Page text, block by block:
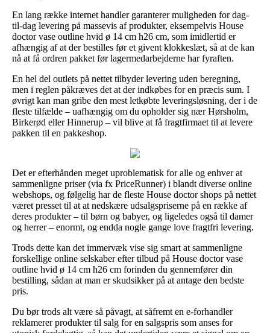
En lang række internet handler garanterer muligheden for dag-
til-dag levering på massevis af produkter, eksempelvis House
doctor vase outline hvid ø 14 cm h26 cm, som imidlertid er
afhængig af at der bestilles før et givent klokkeslæt, så at de kan
nå at få ordren pakket før lagermedarbejderne har fyraften.
En hel del outlets på nettet tilbyder levering uden beregning,
men i reglen påkræves det at der indkøbes for en præcis sum. I
øvrigt kan man gribe den mest letkøbte leveringsløsning, der i de
fleste tilfælde – uafhængig om du opholder sig nær Hørsholm,
Birkerød eller Hinnerup – vil blive at få fragtfirmaet til at levere
pakken til en pakkeshop.
Det er efterhånden meget uproblematisk for alle og enhver at
sammenligne priser (via fx PriceRunner) i blandt diverse online
webshops, og følgelig har de fleste House doctor shops på nettet
været presset til at at nedskære udsalgspriserne på en række af
deres produkter – til børn og babyer, og ligeledes også til damer
og herrer – enormt, og endda nogle gange love fragtfri levering.
Trods dette kan det immervæk vise sig smart at sammenligne
forskellige online selskaber efter tilbud på House doctor vase
outline hvid ø 14 cm h26 cm forinden du gennemfører din
bestilling, sådan at man er skudsikker på at antage den bedste
pris.
Du bør trods alt være så påvagt, at såfremt en e-forhandler
reklamerer produkter til salg for en salgspris som anses for